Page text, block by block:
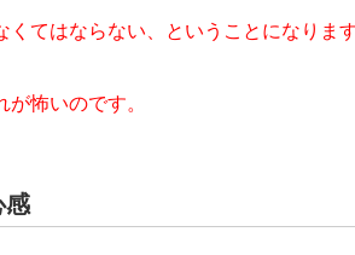
てはならない、ということになります
怖いのです。
感